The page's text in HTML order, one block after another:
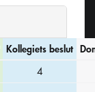
Kollegiets beslut
4